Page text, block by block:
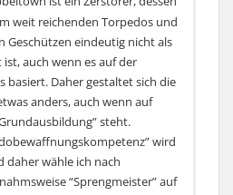
85 mm und ist für alle
Wie die Alternative aussehen
allerdings wird man
Gefechten glücklich werden,
Freunde gegen Luftangriffe
der Überlebensfähigkeit” und
allerdings würde ich auf
noch eher verzichten als bei
Schlachtschiffe habe
als diese. Daher
mit “Manuelles Feuern der
welche man in meinen Augen
auch wenn die Geschütze
Ziels feuern, aber dafür
Grundausbildung” (früh
Schießausbildung”
es auf einen abgesehen haben
oder vorlaute Zerstörer
des eigenen Schiffes
und “Präventive
häufigere Reparaturen
Ausfälle, von
und so weiter, mildert. Eine
weit reichenden Torpedos und
Geschützen eindeutig nicht als
auch wenn es auf der
basiert. Daher gestaltet sich die
anders, auch wenn auf
steht.
wird
daher wähle ich nach
“Sprengmeister” auf